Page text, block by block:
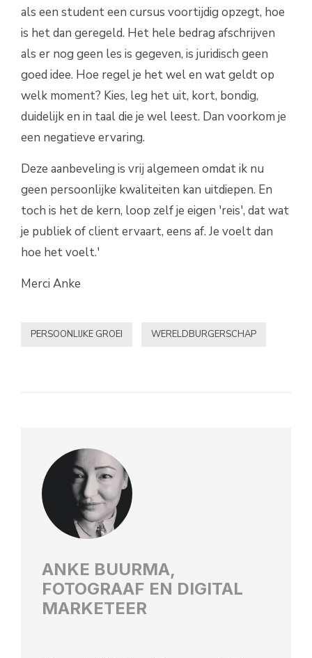
als een student een cursus voortijdig opzegt, hoe
is het dan geregeld. Het hele bedrag afschrijven
als er nog geen les is gegeven, is juridisch geen
goed idee. Hoe regel je het wel en wat geldt op
welk moment? Kies, leg het uit, kort, bondig,
duidelijk en in taal die je wel leest. Dan voorkom je
een negatieve ervaring.
Deze aanbeveling is vrij algemeen omdat ik nu
geen persoonlijke kwaliteiten kan uitdiepen. En
toch is het de kern, loop zelf je eigen 'reis', dat wat
je publiek of client ervaart, eens af. Je voelt dan
hoe het voelt.'
Merci Anke
PERSOONLIJKE GROEI WERELDBURGERSCHAP
ANKE BUURMA,
FOTOGRAAF EN DIGITAL
MARKETEER